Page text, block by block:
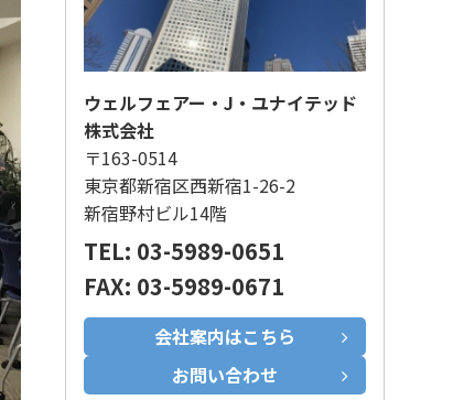
ウェルフェアー・J・ユナイテッド
株式会社
〒163-0514
東京都新宿区西新宿1-26-2
新宿野村ビル14階
TEL: 03-5989-0651
FAX: 03-5989-0671
会社案内はこちら
お問い合わせ